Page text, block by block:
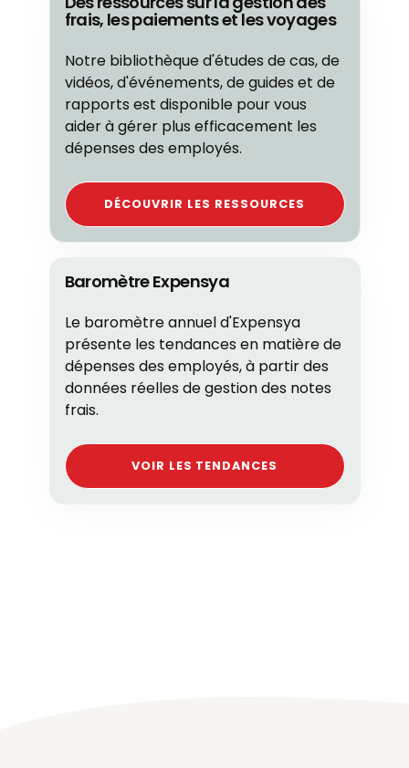
frais, les paiements et les voyages
Notre bibliothèque d'études de cas, de
vidéos, d'événements, de guides et de
rapports est disponible pour vous
aider à gérer plus efficacement les
dépenses des employés.
DÉCOUVRIR LES RESSOURCES
Baromètre Expensya
Le baromètre annuel d'Expensya
présente les tendances en matière de
dépenses des employés, à partir des
données réelles de gestion des notes
frais.
VOIR LES TENDANCES